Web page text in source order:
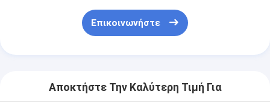
Επικοινωνήστε
Αποκτήστε Την Καλύτερη Τιμή Για